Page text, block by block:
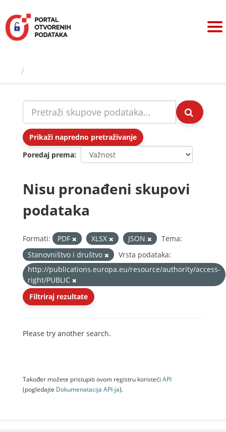
sadržaj
Prikaži napredno pretraživanje
Poredaj prema
Nisu pronađeni skupovi
podataka
Formati: PDF XLSX JSON
Tema:
Stanovništvo i društvo
Vrsta podataka:
http://publications.europa.eu/resource/authority/access-
right/PUBLIC
Filtriraj rezultate
Please try another search.
Također možete pristupiti ovom registru koristeći API
(pogledajte Dokumenаtаcijа API-jа).